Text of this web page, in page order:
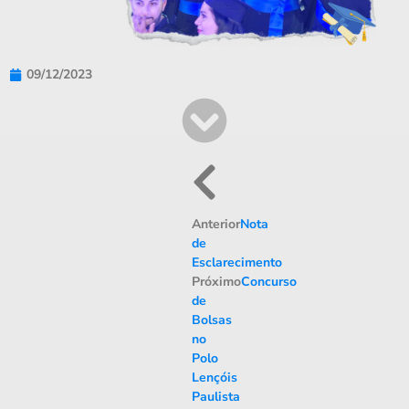
09/12/2023
AnteriorNota
de
Esclarecimento
PróximoConcurso
de
Bolsas
no
Polo
Lençóis
Paulista